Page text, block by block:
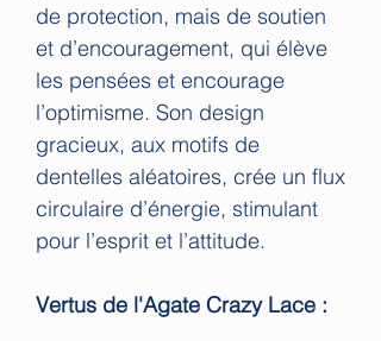
de protection, mais de soutien
et d’encouragement, qui élève
les pensées et encourage
l’optimisme. Son design
gracieux, aux motifs de
dentelles aléatoires, crée un flux
circulaire d’énergie, stimulant
pour l’esprit et l’attitude.
Vertus de l'Agate Crazy Lace :